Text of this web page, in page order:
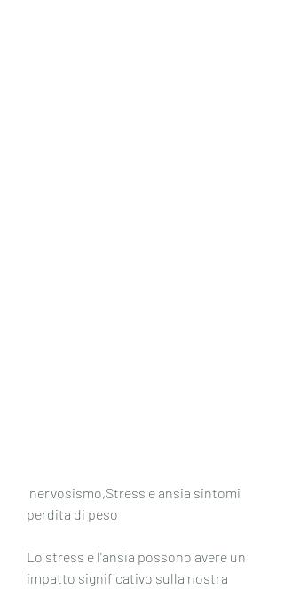
perdita di peso
Lo stress e l'ansia possono avere un
impatto significativo sulla nostra